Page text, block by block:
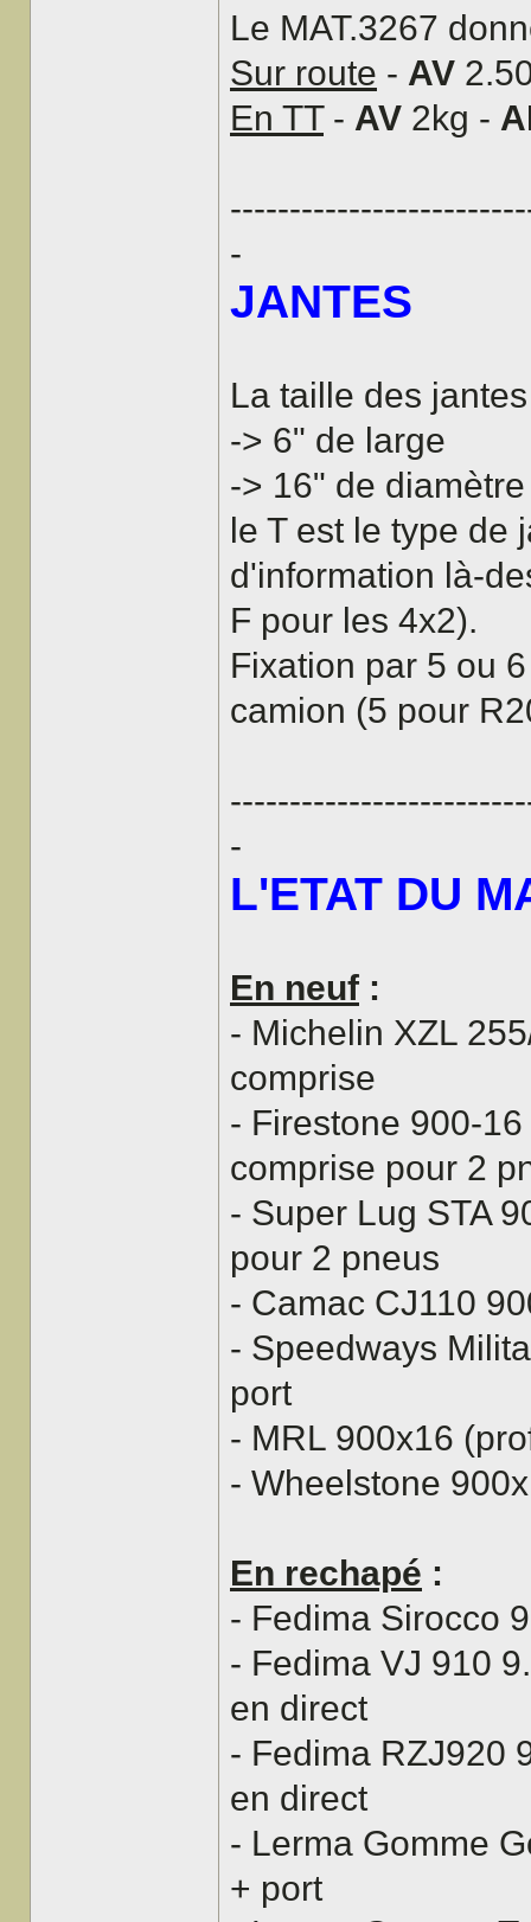
Le MAT.3267
Sur route - AV
En TT- AV 2kg -
-
JANTES
La taille des
-> 6" de large
-> 16" de diamètre
le T est le type de
d'information là-
F pour les 4x2).
Fixation par 5 ou
camion (5 pour
-
L'ETAT DU
En neuf :
- Michelin XZL
comprise
- Firestone 900-
comprise pour 2
- Super Lug STA
pour 2 pneus
- Camac CJ110
- Speedways
port
- MRL 900x16
- Wheelstone
En rechapé :
- Fedima Sirocco
- Fedima VJ 910
en direct
- Fedima RZJ920
en direct
- Lerma Gomme
+ port